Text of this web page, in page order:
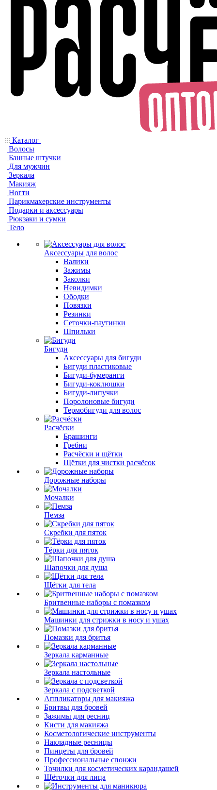
Каталог
Волосы
Банные штучки
Для мужчин
Зеркала
Макияж
Ногти
Парикмахерские инструменты
Подарки и аксессуары
Рюкзаки и сумки
Тело
Аксессуары для волос
Валики
Зажимы
Заколки
Невидимки
Ободки
Повязки
Резинки
Сеточки-паутинки
Шпильки
Бигуди
Аксессуары для бигуди
Бигуди пластиковые
Бигуди-бумеранги
Бигуди-коклюшки
Бигуди-липучки
Поролоновые бигуди
Термобигуди для волос
Расчёски
Брашинги
Гребни
Расчёски и щётки
Щётки для чистки расчёсок
Дорожные наборы
Мочалки
Пемза
Скребки для пяток
Тёрки для пяток
Шапочки для душа
Щётки для тела
Бритвенные наборы с помазком
Машинки для стрижки в носу и ушах
Помазки для бритья
Зеркала карманные
Зеркала настольные
Зеркала с подсветкой
Аппликаторы для макияжа
Бритвы для бровей
Зажимы для ресниц
Кисти для макияжа
Косметологические инструменты
Накладные ресницы
Пинцеты для бровей
Профессиональные спонжи
Точилки для косметических карандашей
Щёточки для лица